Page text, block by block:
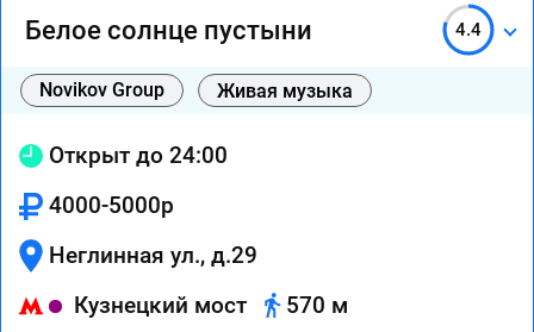
Белое солнце пустыни 4.4
Novikov Group Живая музыка
Открыт до 24:00
4000-5000р
Неглинная ул., д.29
Кузнецкий мост
570 м